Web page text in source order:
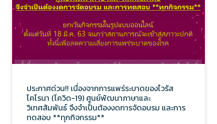
ประกาศด่วน!! เนื่องจากการแพร่ระบาดของไวรัส
โคโรนา (โควิด-19) ศูนย์พัฒนาภาษาและ
วิเทศสัมพันธ์ จึงจำเป็นต้องงดการจัดอบรม และการ
ทดสอบ **ทุกกิจกรรม**